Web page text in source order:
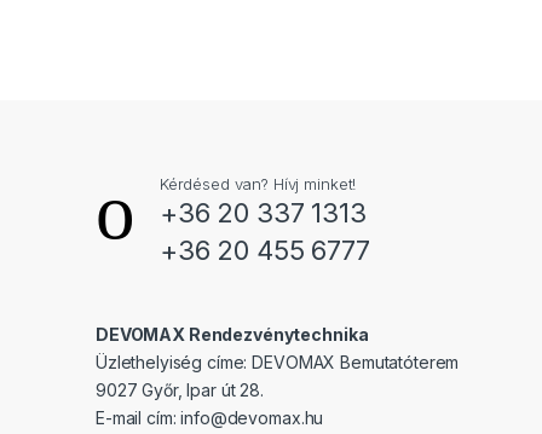
Kérdésed van? Hívj minket!
+36 20 337 1313
+36 20 455 6777
DEVOMAX Rendezvénytechnika
Üzlethelyiség címe: DEVOMAX Bemutatóterem
9027 Győr, Ipar út 28.
E-mail cím:info@devomax.hu